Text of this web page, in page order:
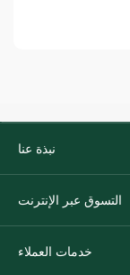
نبذة عنا
التسوق عبر الإنترنت
خدمات العملاء